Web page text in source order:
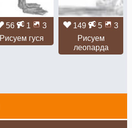
56 1
3
Рисуем гуся
149 5
3
Рисуем
леопарда